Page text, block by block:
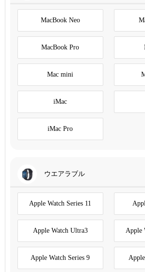
MacBook Neo
MacBook Pro
Mac mini
iMac
iMac Pro
ウエアラブル
Apple Watch Series 11
Apple Watch Ultra3 Apple
Apple Watch Series 9